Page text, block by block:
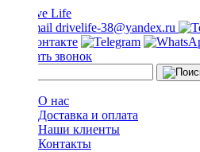
drivelife-38@yandex.ru
Заказать звонок
О нас
Доставка и оплата
Наши клиенты
Контакты